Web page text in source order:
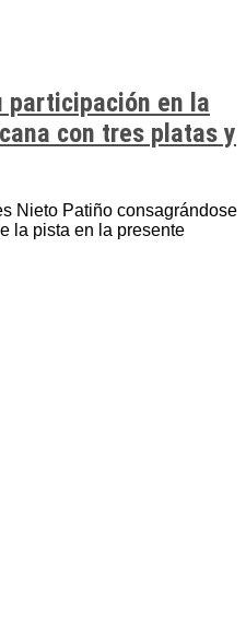
participación en la
con tres platas y
Nieto Patiño consagrándose
la pista en la presente